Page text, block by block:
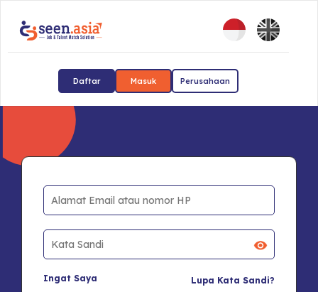
Daftar Masuk Perusahaan
Ingat Saya Lupa Kata Sandi?